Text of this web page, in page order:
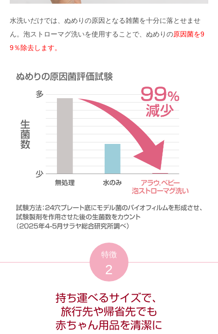
水洗いだけでは、ぬめりの原因となる雑菌を十分に落とせませ
ん。泡ストローマグ洗いを使用することで、ぬめりの原因菌を9
9％除去します。
特徴
2
持ち運べるサイズで、
旅行先や帰省先でも
赤ちゃん用品を清潔に